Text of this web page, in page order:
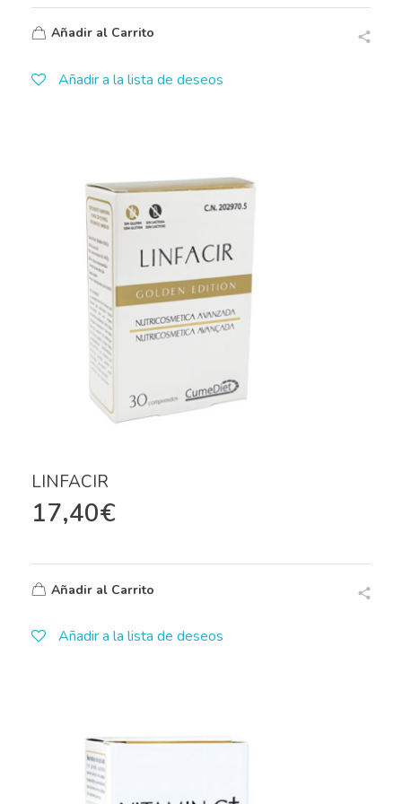
Añadir al Carrito
Añadir a la lista de deseos
LINFACIR
17,40€
Añadir al Carrito
Añadir a la lista de deseos